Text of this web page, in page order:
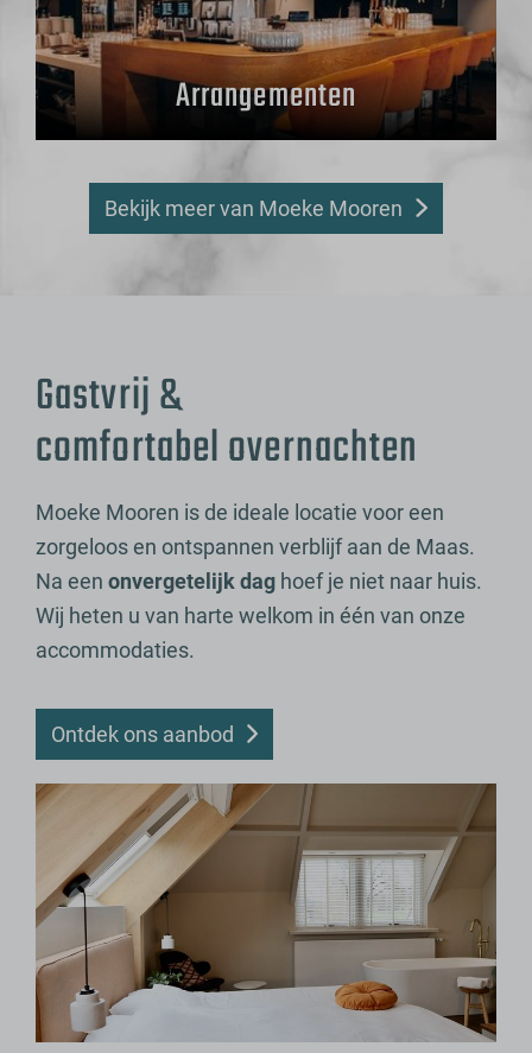
Arrangementen
Bekijk meer van Moeke Mooren
Gastvrij &
comfortabel overnachten
Moeke Mooren is de ideale locatie voor een
zorgeloos en ontspannen verblijf aan de Maas.
Na eenonvergetelijk dag hoef je niet naar huis.
Wij heten u van harte welkom in één van onze
accommodaties.
Ontdek ons aanbod